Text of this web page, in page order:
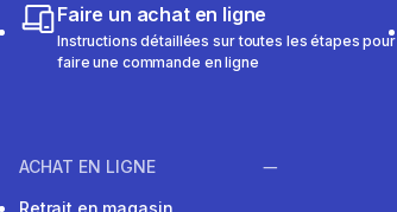
Faire un achat en ligne
Instructions détaillées sur toutes les étapes pour
faire une commande en ligne
ACHAT EN LIGNE